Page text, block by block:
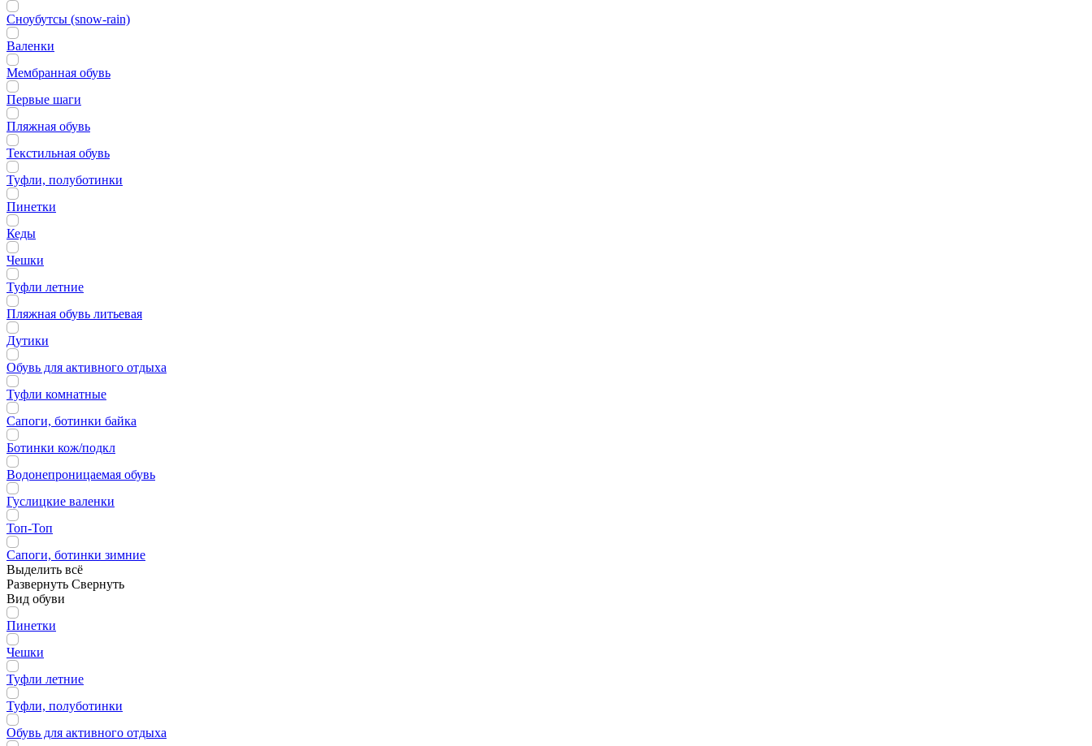
Сноубутсы (snow-rain)
Валенки
Мембранная обувь
Первые шаги
Пляжная обувь
Текстильная обувь
Туфли, полуботинки
Пинетки
Кеды
Чешки
Туфли летние
Пляжная обувь литьевая
Дутики
Обувь для активного отдыха
Туфли комнатные
Сапоги, ботинки байка
Ботинки кож/подкл
Водонепроницаемая обувь
Гуслицкие валенки
Топ-Топ
Сапоги, ботинки зимние
Выделить всё
Развернуть Свернуть
Вид обуви
Пинетки
Чешки
Туфли летние
Туфли, полуботинки
Обувь для активного отдыха